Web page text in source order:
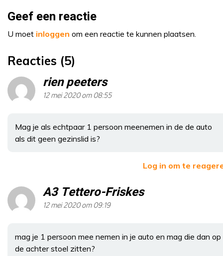
Geef een reactie
U moet inloggen om een reactie te kunnen plaatsen.
Reacties (5)
rien peeters
12 mei 2020 om 08:55
Mag je als echtpaar 1 persoon meenemen in de de auto
als dit geen gezinslid is?
Log in om te
A3 Tettero-Friskes
12 mei 2020 om 09:19
mag je 1 persoon mee nemen in je auto en mag die dan op
de achter stoel zitten?